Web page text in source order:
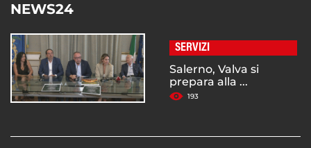
NEWS24
SERVIZI
Salerno, Valva si
prepara alla ...
193